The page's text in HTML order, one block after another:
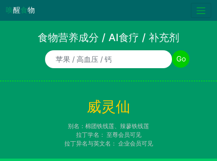
唤醒食物
食物营养成分 / AI食疗 / 补充剂
食物/AI食疗诉求/补充剂名称 Go
威灵仙
别名：棉团铁线莲、辣蓼铁线莲
拉丁学名： 至尊会员可见
拉丁异名与英文名： 企业会员可见